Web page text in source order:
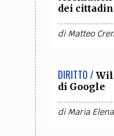
dei
diMatteo
DIRITTO /
di Google
diMaria